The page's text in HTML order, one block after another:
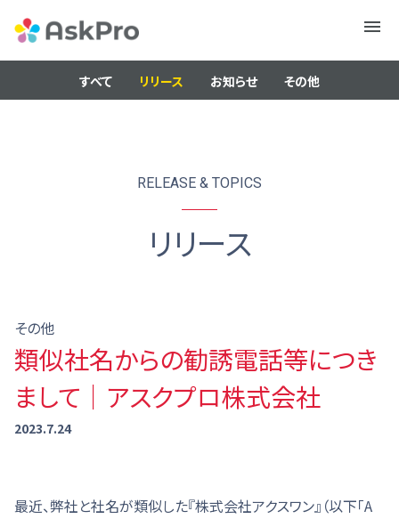
メニュ
すべて リリース お知らせ その他
RELEASE & TOPICS
リリース
その他
類似社名からの勧誘電話等につき
まして｜アスクプロ株式会社
2023.7.24
最近、弊社と社名が類似した『株式会社アクスワン』（以下「A